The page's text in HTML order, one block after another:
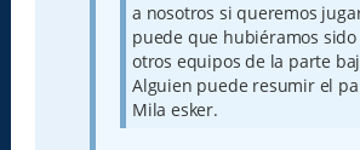
a nosotros si queremos
puede que hubiéramos
otros equipos de la parte
Alguien puede resumir el
Mila esker.